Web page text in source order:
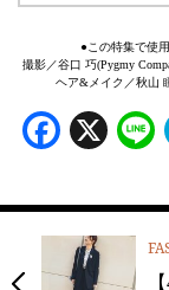
●この特集で使
撮影／谷口 巧(Pygmy
ヘア&メイク／秋山
X